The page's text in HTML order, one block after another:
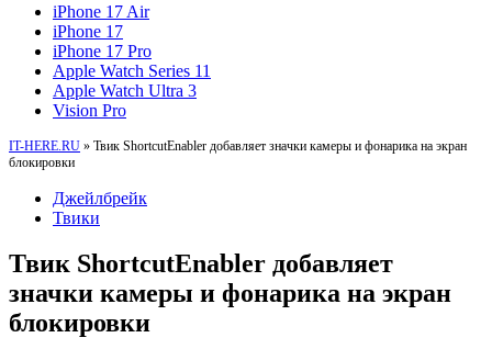
iPhone 17 Air
iPhone 17
iPhone 17 Pro
Apple Watch Series 11
Apple Watch Ultra 3
Vision Pro
IT-HERE.RU » Твик ShortcutEnabler добавляет значки камеры и фонарика на экран
блокировки
Джейлбрейк
Твики
Твик ShortcutEnabler добавляет
значки камеры и фонарика на экран
блокировки